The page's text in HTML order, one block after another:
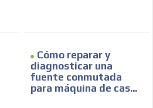
Cómo reparar y
diagnosticar una
fuente conmutada
para máquina de cas...